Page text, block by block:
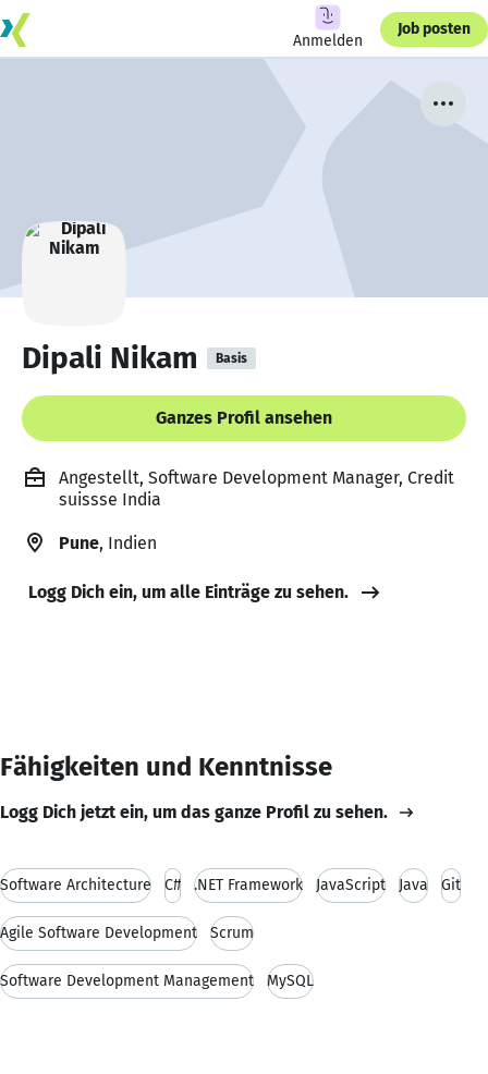
Anmelden
Job posten
Dipali Nikam Basis
Ganzes Profil ansehen
Angestellt, Software Development Manager, Credit
suissse India
Pune, Indien
Logg Dich ein, um alle Einträge zu sehen.
Fähigkeiten und Kenntnisse
Logg Dich jetzt ein, um das ganze Profil zu sehen.
Software Architecture C# .NET Framework JavaScript Java Git
Agile Software Development Scrum
Software Development Management MySQL